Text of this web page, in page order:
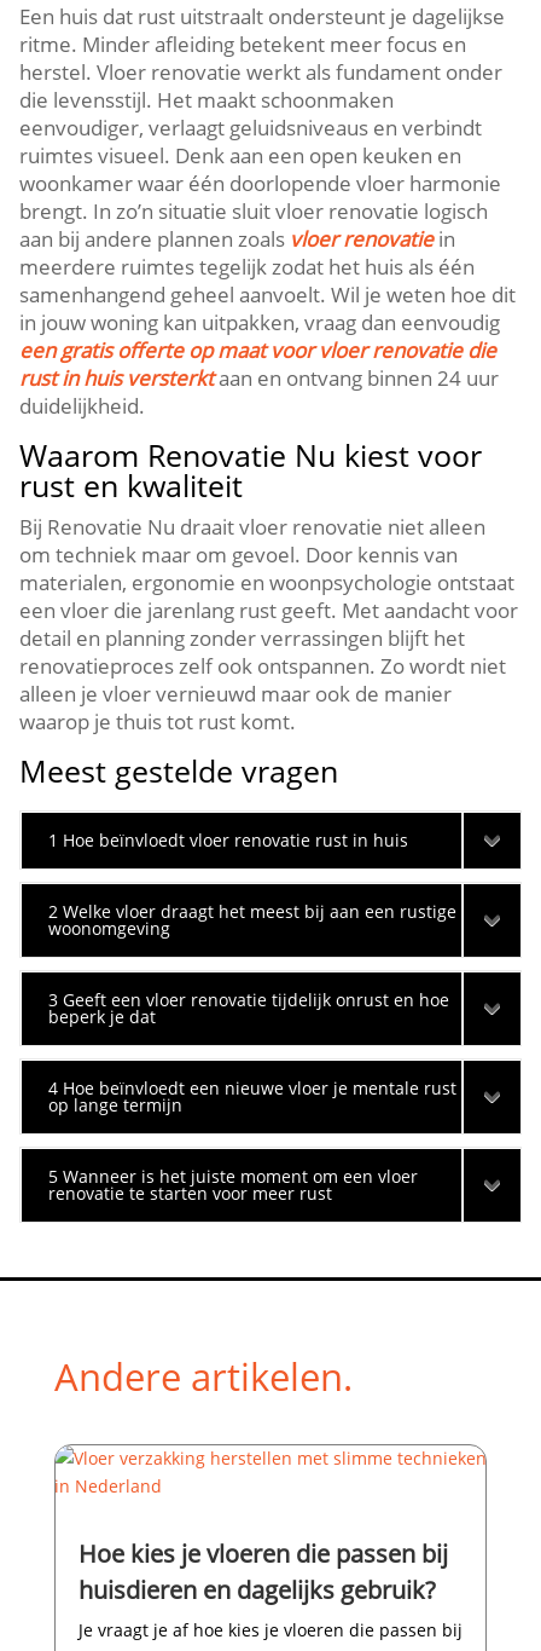
Een huis dat rust uitstraalt ondersteunt je dagelijkse
ritme.​ Minder afleiding betekent meer focus en
herstel.​ Vloer renovatie werkt als fundament onder
die levensstijl.​ Het maakt schoonmaken
eenvoudiger, verlaagt geluidsniveaus en verbindt
ruimtes visueel.​ Denk aan een open keuken en
woonkamer waar één doorlopende vloer harmonie
brengt.​ In zo’n situatie sluit vloer renovatie logisch
aan bij andere plannen zoals vloer renovatiein
meerdere ruimtes tegelijk zodat het huis als één
samenhangend geheel aanvoelt.​ Wil je weten hoe dit
in jouw woning kan uitpakken, vraag dan eenvoudig
een gratis offerte op maat voor vloer renovatie die
rust in huis versterktaan en ontvang binnen 24 uur
duidelijkheid.​
Waarom Renovatie Nu kiest voor
rust en kwaliteit
Bij Renovatie Nu draait vloer renovatie niet alleen
om techniek maar om gevoel.​ Door kennis van
materialen, ergonomie en woonpsychologie ontstaat
een vloer die jarenlang rust geeft.​ Met aandacht voor
detail en planning zonder verrassingen blijft het
renovatieproces zelf ook ontspannen.​ Zo wordt niet
alleen je vloer vernieuwd maar ook de manier
waarop je thuis tot rust komt.​
Meest gestelde vragen
1 Hoe beïnvloedt vloer renovatie rust in huis
2 Welke vloer draagt het meest bij aan een rustige
woonomgeving
3 Geeft een vloer renovatie tijdelijk onrust en hoe
beperk je dat
4 Hoe beïnvloedt een nieuwe vloer je mentale rust
op lange termijn
5 Wanneer is het juiste moment om een vloer
renovatie te starten voor meer rust
Andere artikelen.
Hoe kies je vloeren die passen bij
huisdieren en dagelijks gebruik?
Je vraagt je af hoe kies je vloeren die passen bij